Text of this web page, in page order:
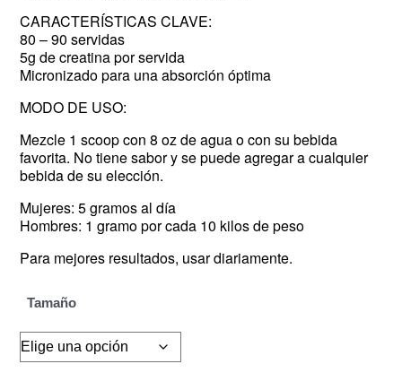
CARACTERÍSTICAS CLAVE:
80 – 90 servidas
5g de creatina por servida
Micronizado para una absorción óptima
MODO DE USO:
Mezcle 1 scoop con 8 oz de agua o con su bebida
favorita. No tiene sabor y se puede agregar a cualquier
bebida de su elección.
Mujeres: 5 gramos al día
Hombres: 1 gramo por cada 10 kilos de peso
Para mejores resultados, usar diariamente.
Tamaño